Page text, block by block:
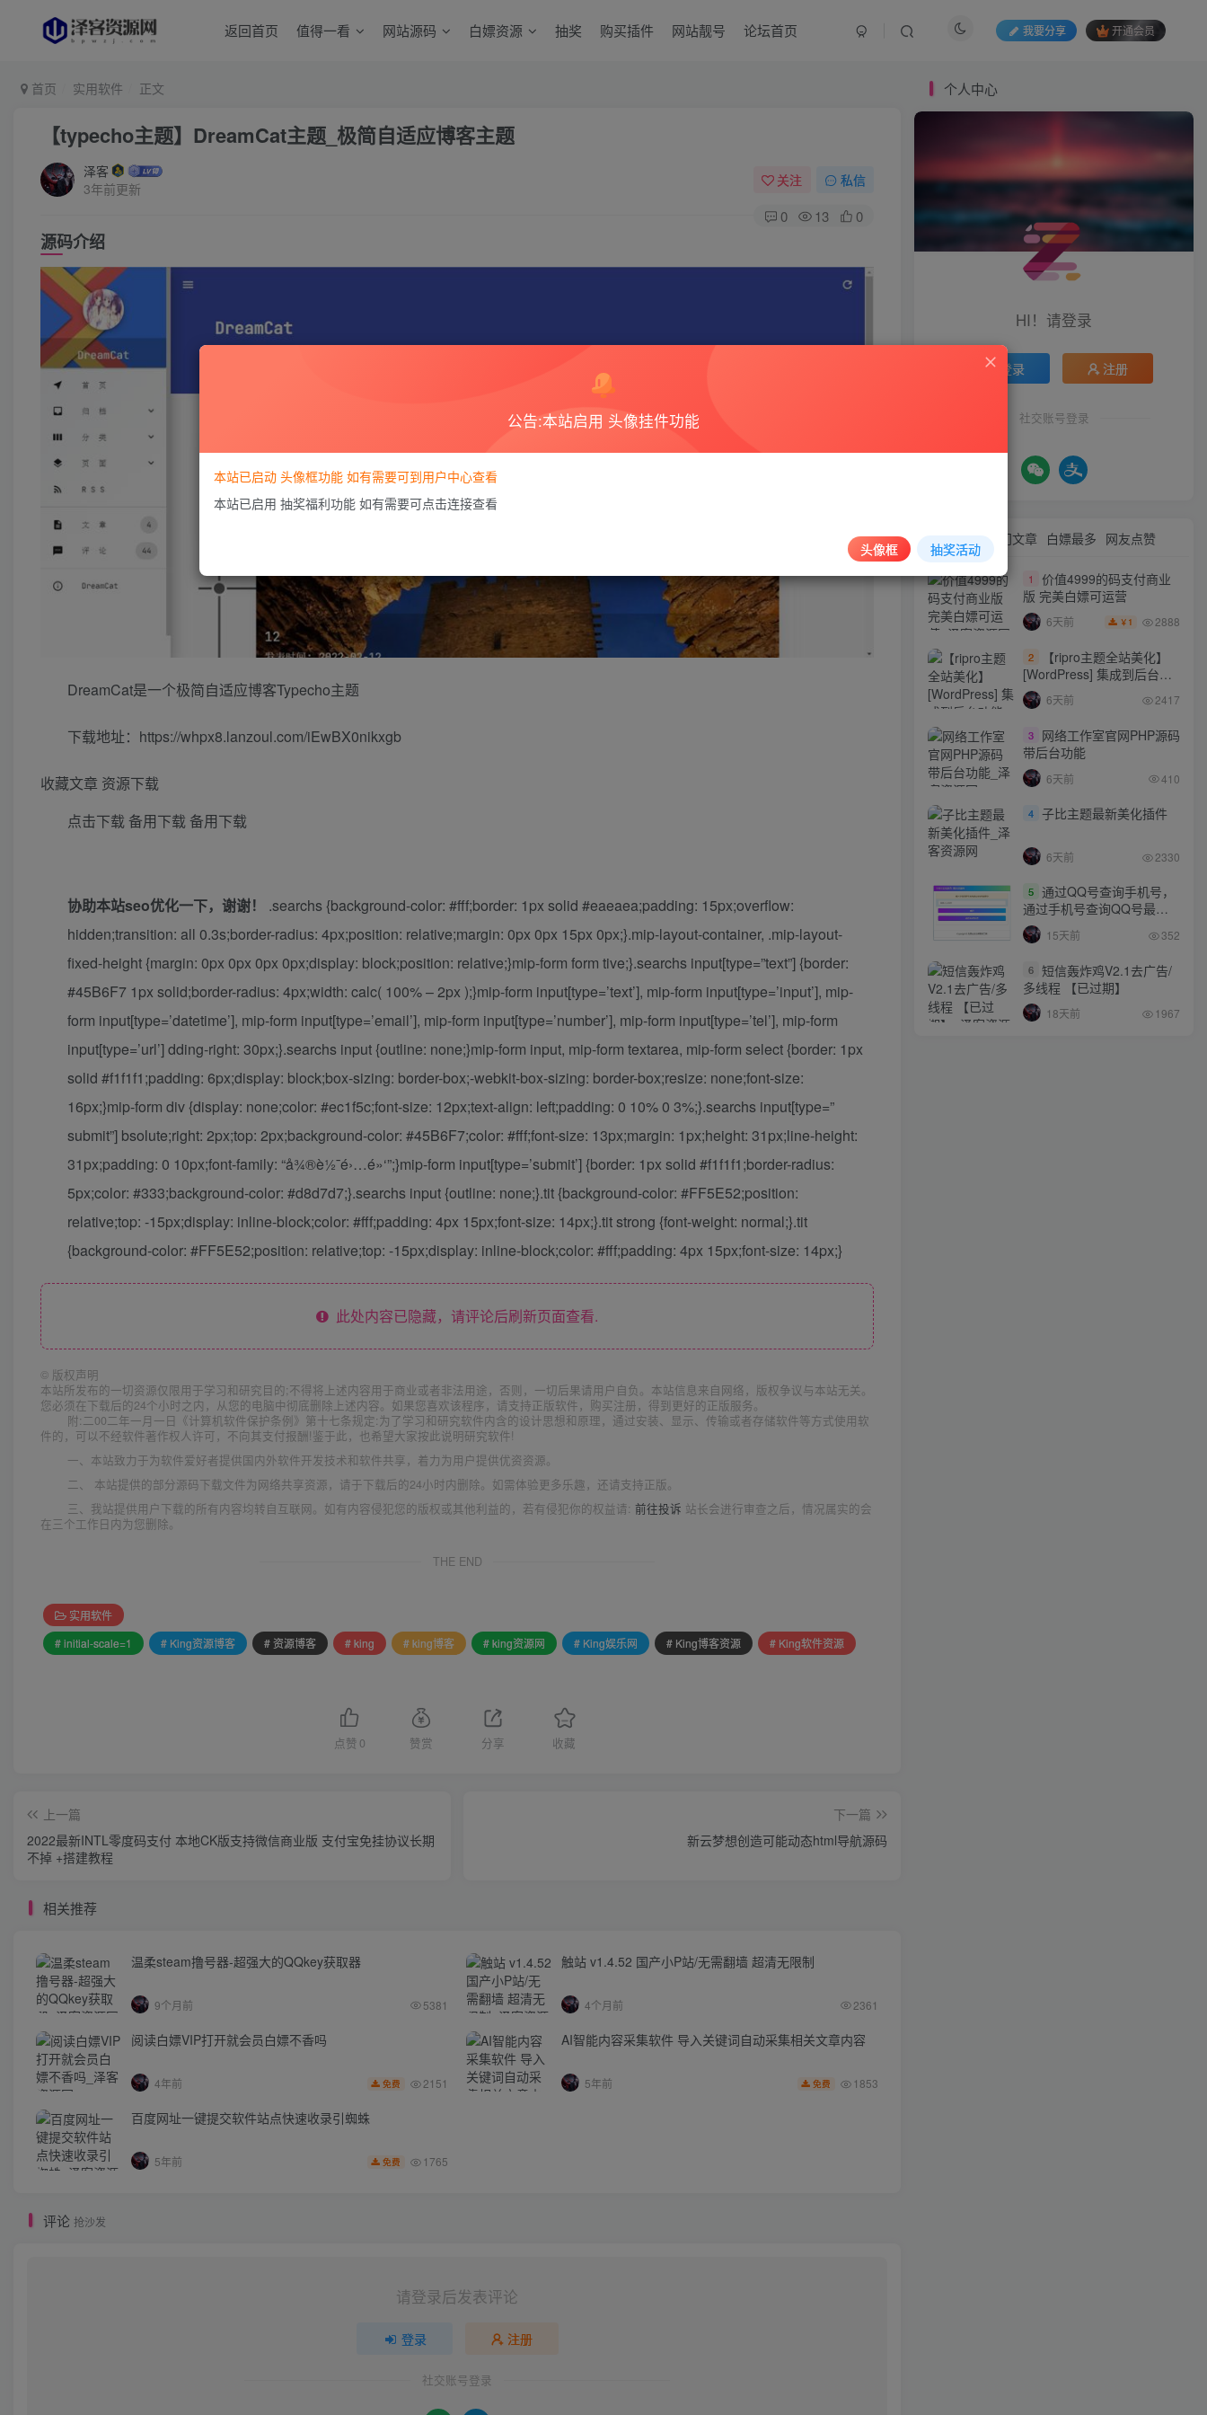
返回首页 值得一看 网站源码 白嫖资源 抽奖 购买插件 网站靓号 论坛首页 我要分享 开通会员
首页 实用软件 正文
【typecho主题】DreamCat主题_极简自适应博客主题
泽客
3年前更新
关注 私信
0 13 0
源码介绍
DreamCat是一个极简自适应博客Typecho主题
下载地址：https://whpx8.lanzoul.com/iEwBX0nikxgb
收藏文章 资源下载
点击下载备用下载备用下载
协助本站seo优化一下，谢谢！ .searchs {background-color: #fff;border: 1px solid #eaeaea;padding: 15px;overflow:
hidden;transition: all 0.3s;border-radius: 4px;position: relative;margin: 0px 0px 15px 0px;}.mip-layout-container, .mip-layout-
fixed-height {margin: 0px 0px 0px 0px;display: block;position: relative;}mip-form form tive;}.searchs input[type=”text”] {border:
#45B6F7 1px solid;border-radius: 4px;width: calc( 100% – 2px );}mip-form input[type=’text’], mip-form input[type=’input’], mip-
form input[type=’datetime’], mip-form input[type=’email’], mip-form input[type=’number’], mip-form input[type=’tel’], mip-form
input[type=’url’] dding-right: 30px;}.searchs input {outline: none;}mip-form input, mip-form textarea, mip-form select {border: 1px
solid #f1f1f1;padding: 6px;display: block;box-sizing: border-box;-webkit-box-sizing: border-box;resize: none;font-size:
16px;}mip-form div {display: none;color: #ec1f5c;font-size: 12px;text-align: left;padding: 0 10% 0 3%;}.searchs input[type=”
submit”] bsolute;right: 2px;top: 2px;background-color: #45B6F7;color: #fff;font-size: 13px;margin: 1px;height: 31px;line-height:
31px;padding: 0 10px;font-family: “å¾®è½¯é›…é»‘”;}mip-form input[type=’submit’] {border: 1px solid #f1f1f1;border-radius:
5px;color: #333;background-color: #d8d7d7;}.searchs input {outline: none;}.tit {background-color: #FF5E52;position:
relative;top: -15px;display: inline-block;color: #fff;padding: 4px 15px;font-size: 14px;}.tit strong {font-weight: normal;}.tit
{background-color: #FF5E52;position: relative;top: -15px;display: inline-block;color: #fff;padding: 4px 15px;font-size: 14px;}
此处内容已隐藏，请评论后刷新页面查看.
© 版权声明
本站所发布的一切资源仅限用于学习和研究目的;不得将上述内容用于商业或者非法用途，否则，一切后果请用户自负。本站信息来自网络，版权争议与本站无关。
您必须在下载后的24个小时之内，从您的电脑中彻底删除上述内容。如果您喜欢该程序，请支持正版软件，购买注册，得到更好的正版服务。
附:二00二年一月一日《计算机软件保护条例》第十七条规定:为了学习和研究软件内含的设计思想和原理，通过安装、显示、传输或者存储软件等方式使用软
件的，可以不经软件著作权人许可，不向其支付报酬!鉴于此，也希望大家按此说明研究软件!
一、本站致力于为软件爱好者提供国内外软件开发技术和软件共享，着力为用户提供优资资源。
二、 本站提供的部分源码下载文件为网络共享资源，请于下载后的24小时内删除。如需体验更多乐趣，还请支持正版。
三、我站提供用户下载的所有内容均转自互联网。如有内容侵犯您的版权或其他利益的，若有侵犯你的权益请: 前往投诉 站长会进行审查之后，情况属实的会
在三个工作日内为您删除。
THE END
实用软件
# initial-scale=1
# King资源博客 # 资源博客 # king # king博客 # king资源网 # King娱乐网 # King博客资源 # King软件资源
点赞 0 赞赏 分享 收藏
上一篇
2022最新INTL零度码支付 本地CK版支持微信商业版 支付宝免挂协议长期
不掉 +搭建教程
下一篇
新云梦想创造可能动态html导航源码
相关推荐
温柔steam撸号器-超强大的QQkey获取器
9个月前 5381
触站 v1.4.52 国产小P站/无需翻墙 超清无限制
4个月前 2361
阅读白嫖VIP打开就会员白嫖不香吗
4年前 免费 2151
AI智能内容采集软件 导入关键词自动采集相关文章内容
5年前 免费 1853
百度网址一键提交软件站点快速收录引蜘蛛
5年前 免费 1765
评论 抢沙发
请登录后发表评论
登录 注册
社交账号登录
个人中心
HI！请登录
登录 注册
社交账号登录
热门文章 白嫖最多 网友点赞
1
价值4999的码支付商业
版 完美白嫖可运营
6天前 ￥ 1 2888
2
【ripro主题全站美化】
[WordPress] 集成到后台功
能的全站美化包
WordPress…
6天前 2417
3
网络工作室官网PHP源码
带后台功能
6天前 410
4 子比主题最新美化插件
6天前 2330
5 通过QQ号查询手机号，
通过手机号查询QQ号最新
网站源码
15天前 352
6 短信轰炸鸡V2.1去广告/
多线程 【已过期】
18天前 1967
公告:本站启用 头像挂件功能
本站已启动 头像框功能 如有需要可到用户中心查看
本站已启用 抽奖福利功能 如有需要可点击连接查看
头像框 抽奖活动